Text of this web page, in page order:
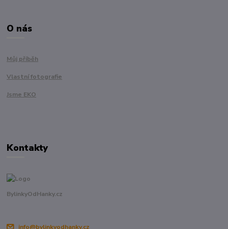
O nás
Můj příběh
Vlastní fotografie
Jsme EKO
Kontakty
BylinkyOdHanky.cz
info@bylinkyodhanky.cz